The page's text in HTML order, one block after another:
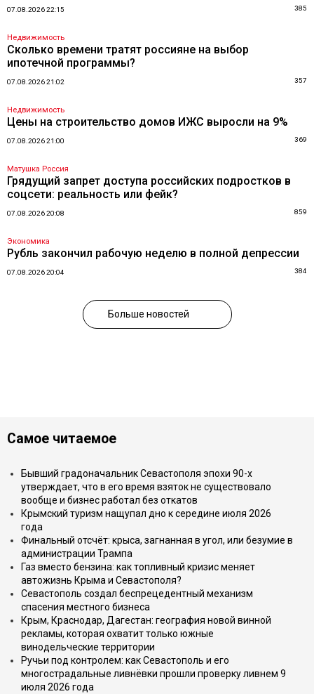
07.08.2026 22:15 385
Недвижимость
Сколько времени тратят россияне на выбор
ипотечной программы?
07.08.2026 21:02 357
Недвижимость
Цены на строительство домов ИЖС выросли на 9%
07.08.2026 21:00 369
Матушка Россия
Грядущий запрет доступа российских подростков в
соцсети: реальность или фейк?
07.08.2026 20:08 859
Экономика
Рубль закончил рабочую неделю в полной депрессии
07.08.2026 20:04 384
Больше новостей
Самое читаемое
Бывший градоначальник Севастополя эпохи 90-х
утверждает, что в его время взяток не существовало
вообще и бизнес работал без откатов
Крымский туризм нащупал дно к середине июля 2026
года
Финальный отсчёт: крыса, загнанная в угол, или безумие в
администрации Трампа
Газ вместо бензина: как топливный кризис меняет
автожизнь Крыма и Севастополя?
Севастополь создал беспрецедентный механизм
спасения местного бизнеса
Крым, Краснодар, Дагестан: география новой винной
рекламы, которая охватит только южные
винодельческие территории
Ручьи под контролем: как Севастополь и его
многострадальные ливнёвки прошли проверку ливнем 9
июля 2026 года